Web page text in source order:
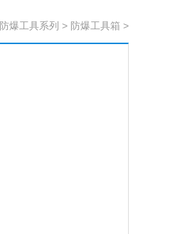
防爆工具系列 > 防爆工具箱 >